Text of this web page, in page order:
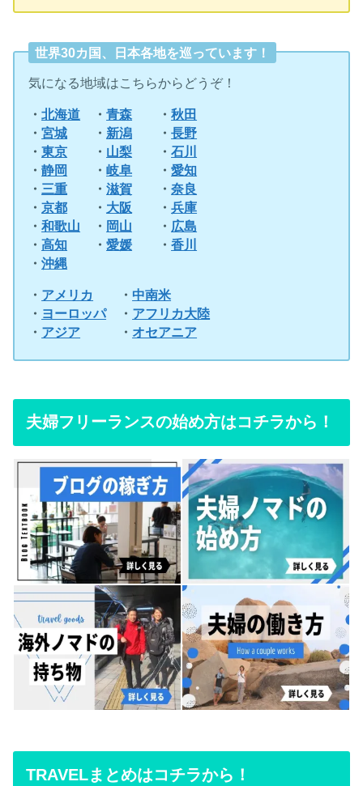
世界30カ国、日本各地を巡っています！
気になる地域はこちらからどうぞ！
・北海道 ・青森 ・秋田
・宮城 ・ 新潟 ・長野
・東京 ・ 山梨 ・石川
・静岡 ・岐阜 ・愛知
・ 三重 ・滋賀 ・奈良
・京都 ・ 大阪 ・兵庫
・和歌山 ・ 岡山 ・ 広島
・高知 ・愛媛 ・香川
・沖縄
・ アメリカ ・ 中南米
・ ヨーロッパ・ アフリカ大陸
・ アジア ・ オセアニア
夫婦フリーランスの始め方はコチラから！
TRAVELまとめはコチラから！